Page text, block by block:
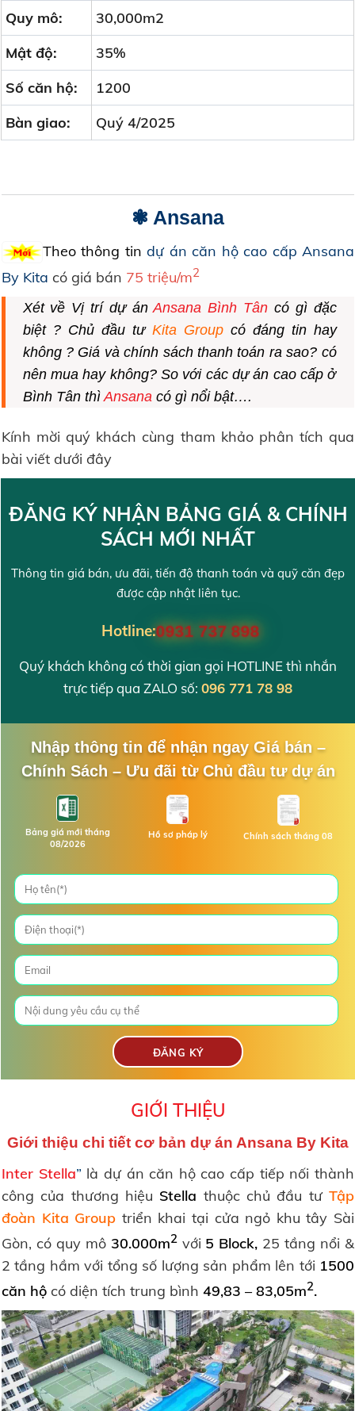
Quy mô:
30,000m2
Mật độ:
35%
Số căn hộ:
1200
Bàn giao:
Quý 4/2025
❃ Ansana
Theo thông tin dự án căn hộ cao cấp Ansana
By Kita có giá bán 75 triệu/m2
Xét về Vị trí dự ánAnsana Bình Tân có gì đặc
biệt ? Chủ đầu tư Kita Groupcó đáng tin hay
không ? Giá vàchính sáchthanh toán ra sao? có
nên mua hay không? So với các dự án cao cấp ở
Bình Tân thìAnsanacó gì nổi bật….
Kính mời quý khách cùng tham khảo phân tích qua
bài viết dưới đây
ĐĂNG KÝ NHẬN BẢNG GIÁ & CHÍNH
SÁCH MỚI NHẤT
Thông tin giá bán, ưu đãi, tiến độ thanh toán và quỹ căn đẹp
được cập nhật liên tục.
Hotline:0931 737 898
Quý khách không có thời gian gọi HOTLINE thì nhắn
trực tiếp qua ZALO số: 096 771 78 98
Nhập thông tin để nhận ngay Giá bán –
Chính Sách – Ưu đãi từ Chủ đầu tư dự án
Bảng giá mới tháng
08/2026
Hồ sơ pháp lý Chính sách tháng 08
GIỚI THIỆU
Giới thiệu chi tiết cơ bản dự án Ansana By Kita
Inter Stella” là dự án căn hộ cao cấp tiếp nối thành
công của thương hiệu Stella thuộc chủ đầu tưTập
đoàn Kita Group triển khai tại cửa ngỏ khu tây Sài
Gòn, có quy mô 30.000m2với 5 Block, 25 tầng nổi &
2 tầng hầm với tổng số lượng sản phẩm lên tới 1500
căn hộ có diện tích trung bình 49,83 – 83,05m2.